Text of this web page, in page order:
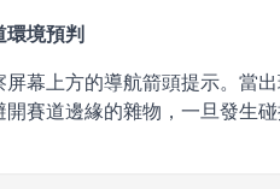
環境預判
屏幕上方的導航箭頭提示。當
開賽道邊緣的雜物，一旦發生